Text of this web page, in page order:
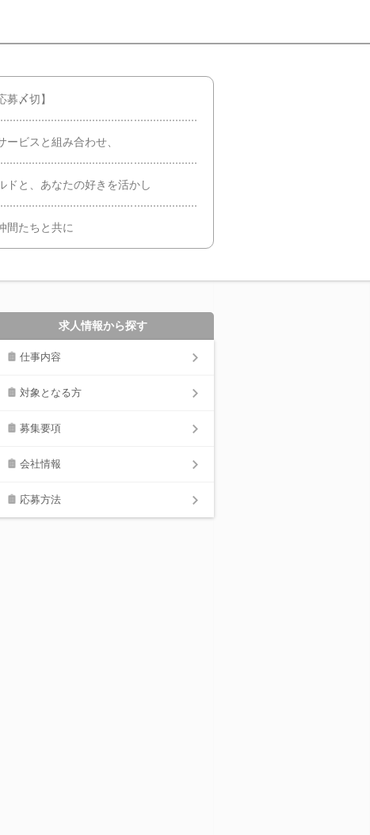
募〆切】
ビスと組み合わせ、
ドと、あなたの好きを活かし
間たちと共に
求人情報から探す
仕事内容
対象となる方
募集要項
会社情報
応募方法